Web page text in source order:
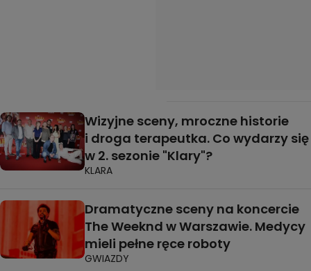
Wizyjne sceny, mroczne historie
i droga terapeutka. Co wydarzy się
w 2. sezonie "Klary"?
KLARA
Dramatyczne sceny na koncercie
The Weeknd w Warszawie. Medycy
mieli pełne ręce roboty
GWIAZDY